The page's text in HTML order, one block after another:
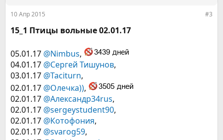
10 Апр 2015 #3
15_1 Птицы вольные 02.01.17
05.01.17 @Nimbus,
04.01.17 @Сергей Тишунов,
03.01.17 @Taciturn,
02.01.17 @Олечка)),
02.01.17 @Александр34rus,
02.01.17 @sergeystudent90,
02.01.17 @Котофония,
02.01.17 @svarog59,